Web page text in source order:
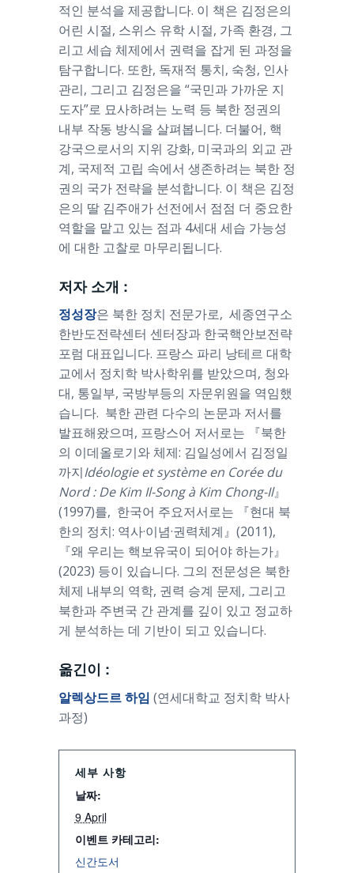
적인 분석을 제공합니다. 이 책은 김정은의
어린 시절, 스위스 유학 시절, 가족 환경, 그
리고 세습 체제에서 권력을 잡게 된 과정을
탐구합니다. 또한, 독재적 통치, 숙청, 인사
관리, 그리고 김정은을 “국민과 가까운 지
도자”로 묘사하려는 노력 등 북한 정권의
내부 작동 방식을 살펴봅니다. 더불어, 핵
강국으로서의 지위 강화, 미국과의 외교 관
계, 국제적 고립 속에서 생존하려는 북한 정
권의 국가 전략을 분석합니다. 이 책은 김정
은의 딸 김주애가 선전에서 점점 더 중요한
역할을 맡고 있는 점과 4세대 세습 가능성
에 대한 고찰로 마무리됩니다.
저자 소개 :
정성장은 북한 정치 전문가로, 세종연구소
한반도전략센터 센터장과 한국핵안보전략
포럼 대표입니다. 프랑스 파리 낭테르 대학
교에서 정치학 박사학위를 받았으며, 청와
대, 통일부, 국방부등의 자문위원을 역임했
습니다. 북한 관련 다수의 논문과 저서를
발표해왔으며, 프랑스어 저서로는 『북한
의 이데올로기와 체제: 김일성에서 김정일
까지Idéologie et système en Corée du
Nord : De Kim Il-Song à Kim Chong-Il』
(1997)를, 한국어 주요저서로는 『현대 북
한의 정치: 역사·이념·권력체계』(2011),
『왜 우리는 핵보유국이 되어야 하는가』
(2023) 등이 있습니다. 그의 전문성은 북한
체제 내부의 역학, 권력 승계 문제, 그리고
북한과 주변국 간 관계를 깊이 있고 정교하
게 분석하는 데 기반이 되고 있습니다.
옮긴이 :
알렉상드르 하임 (연세대학교 정치학 박사
과정)
세부 사항
날짜:
9 April
이벤트 카테고리:
신간도서